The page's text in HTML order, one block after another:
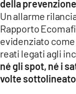
ANDROID
APPLE
della
Un allarme
Rapporto
evidenziato come
reati legati agli
né gli spot, né i
volte